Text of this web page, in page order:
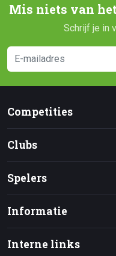
Mis niets van
Schrijf je in
Competities
Clubs
Spelers
Informatie
Interne links